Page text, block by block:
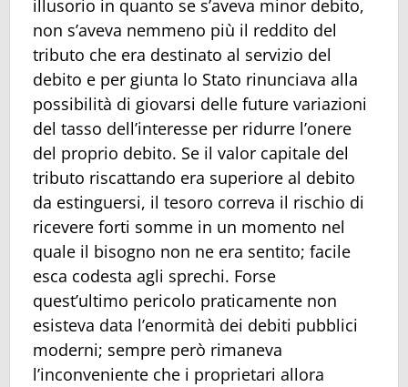
illusorio in quanto se s’aveva minor debito,
non s’aveva nemmeno più il reddito del
tributo che era destinato al servizio del
debito e per giunta lo Stato rinunciava alla
possibilità di giovarsi delle future variazioni
del tasso dell’interesse per ridurre l’onere
del proprio debito. Se il valor capitale del
tributo riscattando era superiore al debito
da estinguersi, il tesoro correva il rischio di
ricevere forti somme in un momento nel
quale il bisogno non ne era sentito; facile
esca codesta agli sprechi. Forse
quest’ultimo pericolo praticamente non
esisteva data l’enormità dei debiti pubblici
moderni; sempre però rimaneva
l’inconveniente che i proprietari allora